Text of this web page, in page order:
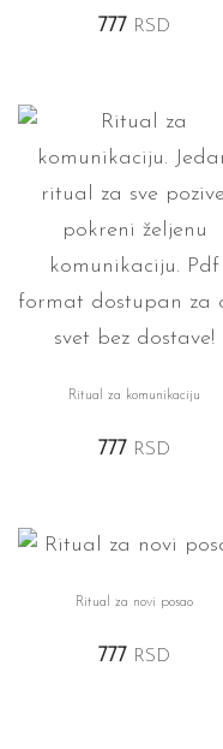
777 RSD
Ritual za komunikaciju
777 RSD
Ritual za novi posao
777 RSD